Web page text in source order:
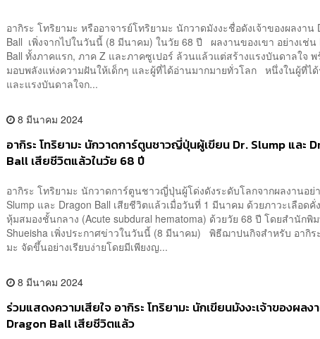
อากิระ โทริยามะ หรืออาจารย์โทริยามะ นักวาดมังงะชื่อดังเจ้าของผลงาน
Ball เพิ่งจากไปในวันนี้ (8 มีนาคม) ในวัย 68 ปี ผลงานของเขา อย่างเช่น
Ball ทั้งภาคแรก, ภาค Z และภาคซูเปอร์ ล้วนแล้วแต่สร้างแรงบันดาลใจ พ
มอบพลังแห่งความฝันให้เด็กๆ และผู้ที่ได้อ่านมากมายทั่วโลก หนึ่งในผู้ที่ไ
และแรงบันดาลใจก...
8 มีนาคม 2024
อากิระ โทริยามะ นักวาดการ์ตูนชาวญี่ปุ่นผู้เขียน Dr. Slump และ
Ball เสียชีวิตแล้วในวัย 68 ปี
อากิระ โทริยามะ นักวาดการ์ตูนชาวญี่ปุ่นผู้โด่งดังระดับโลกจากผลงานอย่
Slump และ Dragon Ball เสียชีวิตแล้วเมื่อวันที่ 1 มีนาคม ด้วยภาวะเลือดคั่
หุ้มสมองชั้นกลาง (Acute subdural hematoma) ด้วยวัย 68 ปี โดยสำนักพิ
Shueisha เพิ่งประกาศข่าวในวันนี้ (8 มีนาคม) พิธีฌาปนกิจสำหรับ อากิร
มะ จัดขึ้นอย่างเรียบง่ายโดยมีเพียงญ...
8 มีนาคม 2024
ร่วมแสดงความเสียใจ อากิระ โทริยามะ นักเขียนมังงะเจ้าของผลง
Dragon Ball เสียชีวิตแล้ว